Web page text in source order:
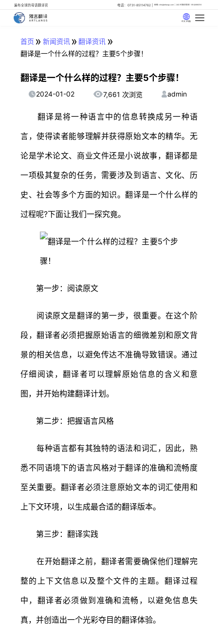
遍布全球的母语翻译官 电话：0731-85114762 邮箱: info@artlangs.com 24小时翻译管家: 18142666316
中文 (中国)
首页 » 新闻资讯» 翻译资讯 »
翻译是一个什么样的过程？主要5个步骤！
翻译是一个什么样的过程？主要5个步骤！
2024-01-02 7,661 次浏览 admin
翻译是将一种语言中的信息转换成另一种语
言，使得读者能够理解并获得原始文本的精华。无
论是学术论文、商业文件还是小说故事，翻译都是
一项极其复杂的任务，需要涉及到语言、文化、历
史、社会等多个方面的知识。翻译是一个什么样的
过程呢?下面让我们一探究竟。
第一步：阅读原文
阅读原文是翻译的第一步，很重要。在这个阶
段，翻译者必须把握原始语言的细微差别和原文背
景的相关信息，以避免传达不准确导致错误。通过
仔细阅读，翻译者可以理解原始信息的含义和意
图，并开始构建翻译计划。
第二步：把握语言风格
每种语言都有其独特的语法和词汇，因此，熟
悉不同语境下的语言风格对于翻译的准确和流畅度
至关重要。翻译者必须注意原始文本的词汇使用和
上下文环境，以生成最合适的翻译版本。
第三步：翻译实践
在开始翻译之前，翻译者需要确保他们理解完
整的上下文信息以及整个文件的主题。翻译过程
中，翻译者必须做到准确和流畅，以避免信息失
真，并创造出一个光彩夺目的翻译体验。